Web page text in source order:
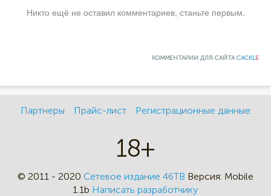
Никто ещё не оставил комментариев, станьте первым.
КОММЕНТАРИИ ДЛЯ САЙТАCACKLE
Партнеры Прайс-лист Регистрационные данные
18+
© 2011 - 2020 Сетевое издание 46ТВ Версия: Mobile
1.1b Написать разработчику